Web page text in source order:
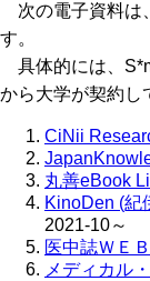
次の電子資料は、
す。
具体的には、
から大学が契約し
CiNii
丸善eBook
KinoDen (紀
2021-10～
医中誌ＷＥ
メディカル